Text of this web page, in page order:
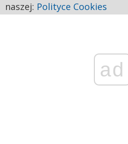
ad
naszej: Polityce Cookies